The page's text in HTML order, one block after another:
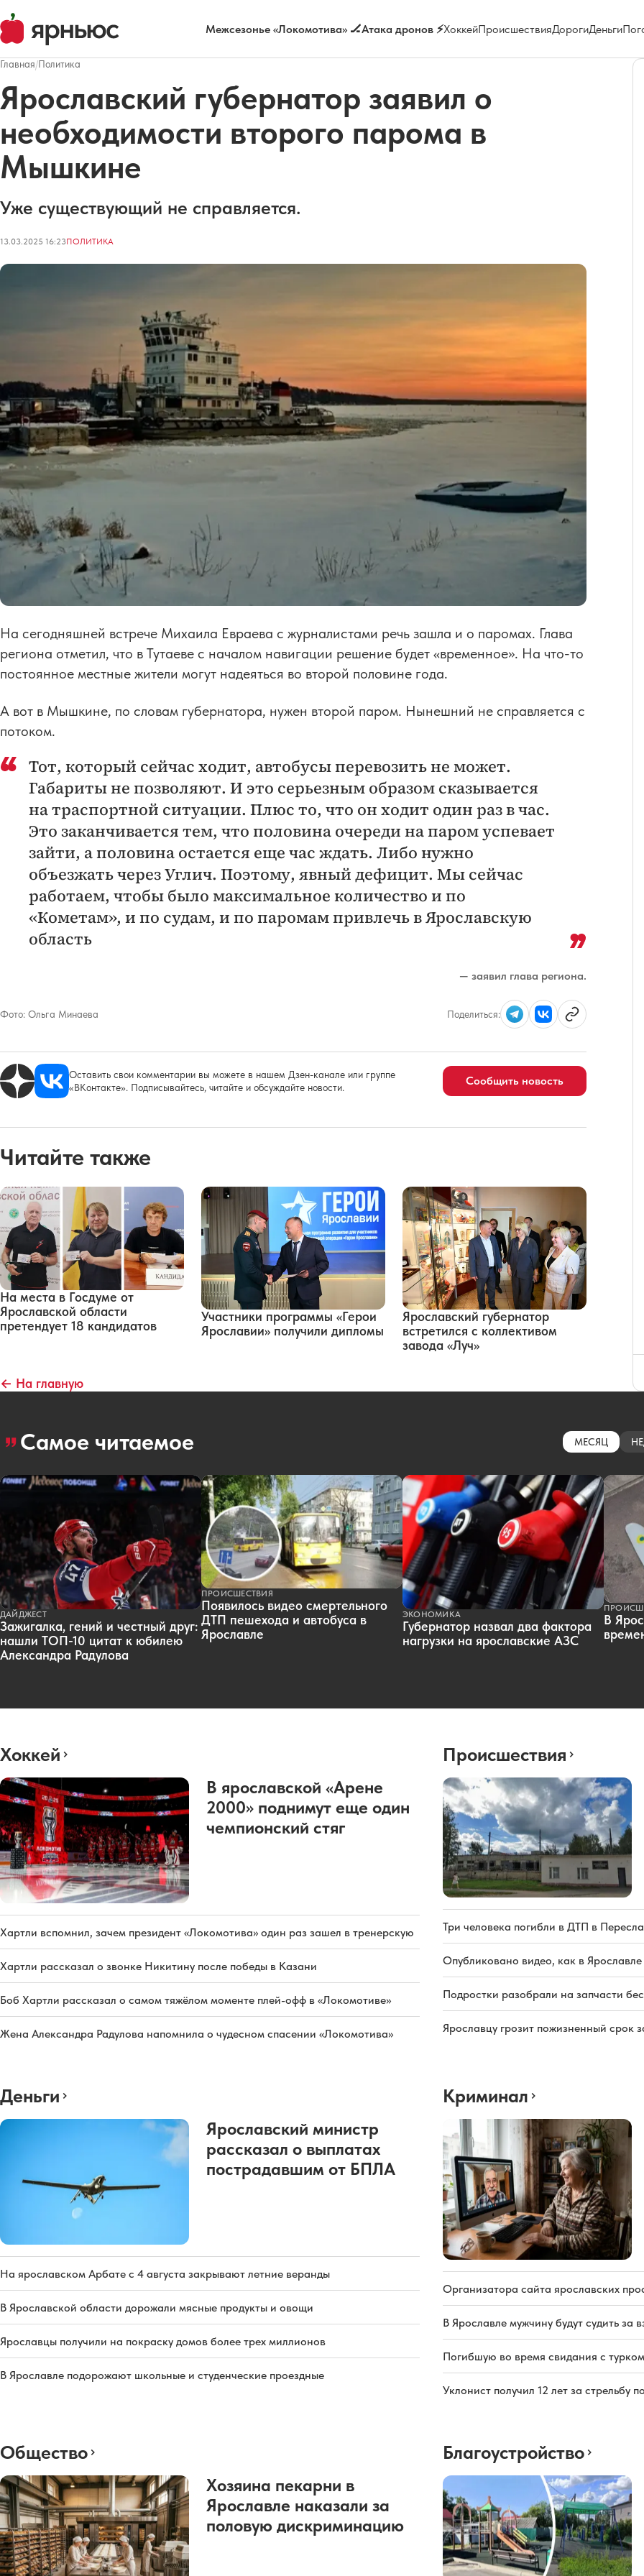
Межсезонье «Локомотива» 🏒Атака дронов ⚡ХоккейПроисшествияДорогиДеньги
Главная/Политика
Ярославский губернатор заявил о
необходимости второго парома в
Мышкине
Уже существующий не справляется.
13.03.2025 16:23ПОЛИТИКА
На сегодняшней встрече Михаила Евраева с журналистами речь зашла и о паромах. Глава
региона отметил, что в Тутаеве с началом навигации решение будет «временное». На что-то
постоянное местные жители могут надеяться во второй половине года.
А вот в Мышкине, по словам губернатора, нужен второй паром. Нынешний не справляется с
потоком.
Тот, который сейчас ходит, автобусы перевозить не может.
Габариты не позволяют. И это серьезным образом сказывается
на траспортной ситуации. Плюс то, что он ходит один раз в час.
Это заканчивается тем, что половина очереди на паром успевает
зайти, а половина остается еще час ждать. Либо нужно
объезжать через Углич. Поэтому, явный дефицит. Мы сейчас
работаем, чтобы было максимальное количество и по
«Кометам», и по судам, и по паромам привлечь в Ярославскую
область
— заявил глава региона.
Фото: Ольга Минаева Поделиться:
Оставить свои комментарии вы можете в нашем Дзен-канале или группе
«ВКонтакте». Подписывайтесь, читайте и обсуждайте новости.
Сообщить новость
Читайте также
На места в Госдуме от
Ярославской области
претендует 18 кандидатов
Участники программы «Герои
Ярославии» получили дипломы
Ярославский губернатор
встретился с коллективом
завода «Луч»
← На главную
Самое читаемое МЕСЯЦ
ДАЙДЖЕСТ
Зажигалка, гений и честный друг:
нашли ТОП-10 цитат к юбилею
Александра Радулова
ПРОИСШЕСТВИЯ
Появилось видео смертельного
ДТП пешехода и автобуса в
Ярославле
ЭКОНОМИКА
Губернатор назвал два фактора
нагрузки на ярославские АЗС
В
Хоккей
В ярославской «Арене
2000» поднимут еще один
чемпионский стяг
Хартли вспомнил, зачем президент «Локомотива» один раз зашел в тренерскую
Хартли рассказал о звонке Никитину после победы в Казани
Боб Хартли рассказал о самом тяжёлом моменте плей-офф в «Локомотиве»
Жена Александра Радулова напомнила о чудесном спасении «Локомотива»
Происшествия
Три человека погибли в ДТП в
Опубликовано видео, как в
Подростки разобрали на запчасти
Ярославцу грозит пожизненный срок
Деньги
Ярославский министр
рассказал о выплатах
пострадавшим от БПЛА
На ярославском Арбате с 4 августа закрывают летние веранды
В Ярославской области дорожали мясные продукты и овощи
Ярославцы получили на покраску домов более трех миллионов
В Ярославле подорожают школьные и студенческие проездные
Криминал
Организатора сайта ярославских
В Ярославле мужчину будут судить за
Погибшую во время свидания с
Уклонист получил 12 лет за стрельбу
Общество
Хозяина пекарни в
Ярославле наказали за
половую дискриминацию
Благоустройство